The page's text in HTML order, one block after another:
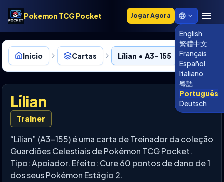
Pokemon TCG Pocket Jogar Agora
English
繁體中文
Français
Español
Italiano
粵語
Português
Deutsch
Início Cartas Lílian • A3-155
Lílian
Trainer
“Lílian” (A3-155) é uma carta de Treinador da coleção
Guardiões Celestiais de Pokémon TCG Pocket.
Tipo: Apoiador. Efeito: Cure 60 pontos de dano de 1
dos seus Pokémon Estágio 2.